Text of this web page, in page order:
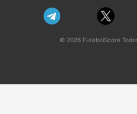
© 2026 FutebolScore